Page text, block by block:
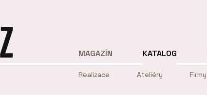
MAGAZÍN KATALOG
Realizace Ateliéry Firmy